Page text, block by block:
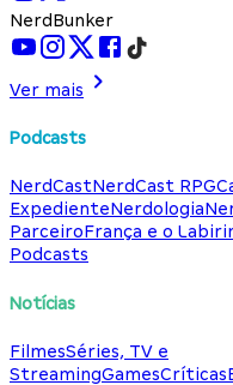
NerdBunker
Ver mais
Podcasts
NerdCastNerdCast RPG
ExpedienteNerdologia
ParceiroFrança e o
Podcasts
Notícias
FilmesSéries, TV e
StreamingGamesCríticas